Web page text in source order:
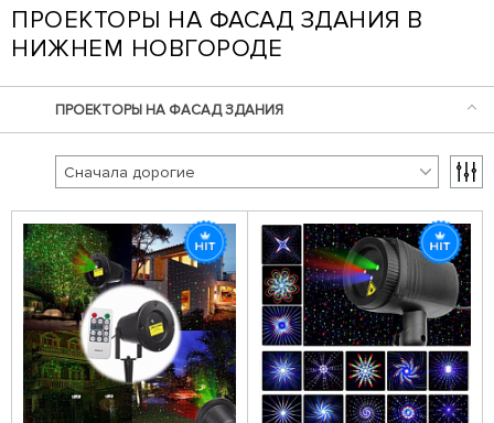
ПРОЕКТОРЫ НА ФАСАД ЗДАНИЯ В
НИЖНЕМ НОВГОРОДЕ
ПРОЕКТОРЫ НА ФАСАД ЗДАНИЯ